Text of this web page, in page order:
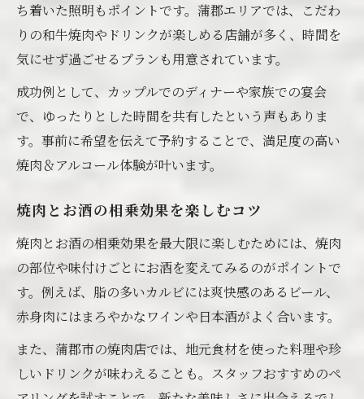
ち着いた照明もポイントです。蒲郡エリアでは、こだわ
りの和牛焼肉やドリンクが楽しめる店舗が多く、時間を
気にせず過ごせるプランも用意されています。
成功例として、カップルでのディナーや家族での宴会
で、ゆったりとした時間を共有したという声もありま
す。事前に希望を伝えて予約することで、満足度の高い
焼肉＆アルコール体験が叶います。
焼肉とお酒の相乗効果を楽しむコツ
焼肉とお酒の相乗効果を最大限に楽しむためには、焼肉
の部位や味付けごとにお酒を変えてみるのがポイントで
す。例えば、脂の多いカルビには爽快感のあるビール、
赤身肉にはまろやかなワインや日本酒がよく合います。
また、蒲郡市の焼肉店では、地元食材を使った料理や珍
しいドリンクが味わえることも。スタッフおすすめのペ